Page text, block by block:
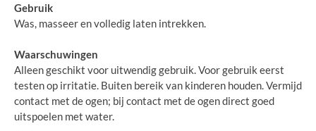
Gebruik
Was, masseer en volledig laten intrekken.
Waarschuwingen
Alleen geschikt voor uitwendig gebruik. Voor gebruik eerst
testen op irritatie. Buiten bereik van kinderen houden. Vermijd
contact met de ogen; bij contact met de ogen direct goed
uitspoelen met water.